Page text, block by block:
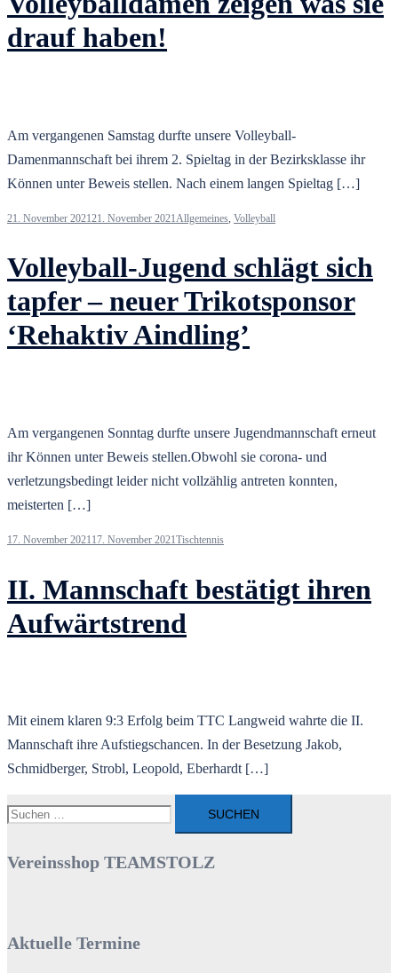
drauf haben!
Am vergangenen Samstag durfte unsere Volleyball-
Damenmannschaft bei ihrem 2. Spieltag in der Bezirksklasse ihr
Können unter Beweis stellen. Nach einem langen Spieltag […]
21. November 202121. November 2021Allgemeines, Volleyball
Volleyball-Jugend schlägt sich
tapfer – neuer Trikotsponsor
‘Rehaktiv Aindling’
Am vergangenen Sonntag durfte unsere Jugendmannschaft erneut
ihr Können unter Beweis stellen.Obwohl sie corona- und
verletzungsbedingt leider nicht vollzählig antreten konnten,
meisterten […]
17. November 202117. November 2021Tischtennis
II. Mannschaft bestätigt ihren
Aufwärtstrend
Mit einem klaren 9:3 Erfolg beim TTC Langweid wahrte die II.
Mannschaft ihre Aufstiegschancen. In der Besetzung Jakob,
Schmidberger, Strobl, Leopold, Eberhardt […]
Suchen
Vereinsshop TEAMSTOLZ
Aktuelle Termine